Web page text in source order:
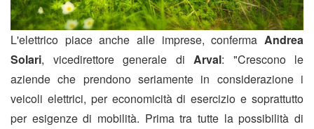
L'elettrico piace anche alle imprese, conferma Andrea
Solari, vicedirettore generale di Arval: "Crescono le
aziende che prendono seriamente in considerazione i
veicoli elettrici, per economicità di esercizio e soprattutto
per esigenze di mobilità. Prima tra tutte la possibilità di